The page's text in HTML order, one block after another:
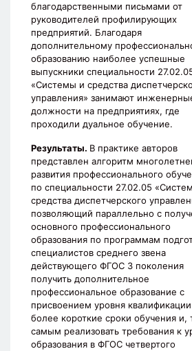
благодарственными письмами от
руководителей профилирующих
предприятий. Благодаря
дополнительному
образованию наиболее успешные
выпускники специальности
«Системы и средства
управления» занимают
должности на предприятиях, где
проходили дуальное обучение.
Результаты. В практике авторов
представлен алгоритм
развития профессионального
по специальности 27.02.05
средства диспетчерского
позволяющий параллельно с
основного профессионального
образования по программам
специалистов среднего звена
действующего ФГОС 3 поколения
получить дополнительное
профессиональное образование с
присвоением уровня
более короткие сроки обучения и,
самым реализовать требования к
образования в ФГОС четвертого